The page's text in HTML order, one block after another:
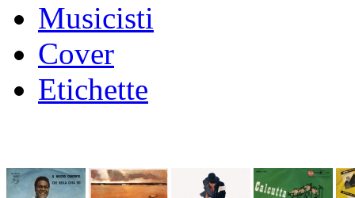
Musicisti
Cover
Etichette